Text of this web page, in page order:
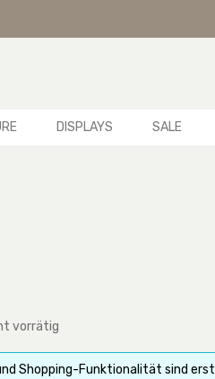
DISPLAYS SALE
vorrätig
Shopping-Funktionalität sind erst